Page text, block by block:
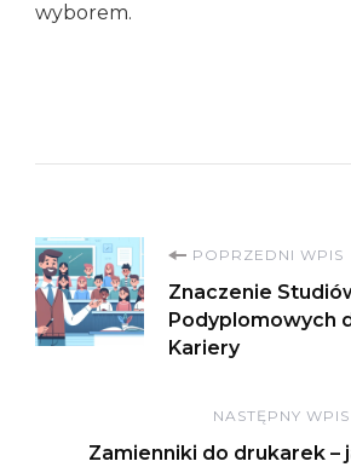
wyborem.
Nawigacja
wpisu
POPRZEDNI WPIS
Znaczenie
Podyplomowych
Kariery
NASTĘPNY WPIS
Zamienniki do drukarek –